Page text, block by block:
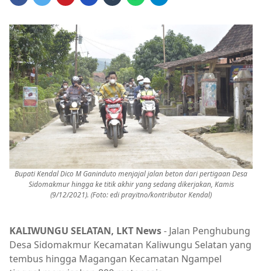
Bupati Kendal Dico M Ganinduto menjajal jalan beton dari pertigaan Desa
Sidomakmur hingga ke titik akhir yang sedang dikerjakan, Kamis
(9/12/2021). (Foto: edi prayitno/kontributor Kendal)
KALIWUNGU SELATAN, LKT News- Jalan Penghubung
Desa Sidomakmur Kecamatan Kaliwungu Selatan yang
tembus hingga Magangan Kecamatan Ngampel